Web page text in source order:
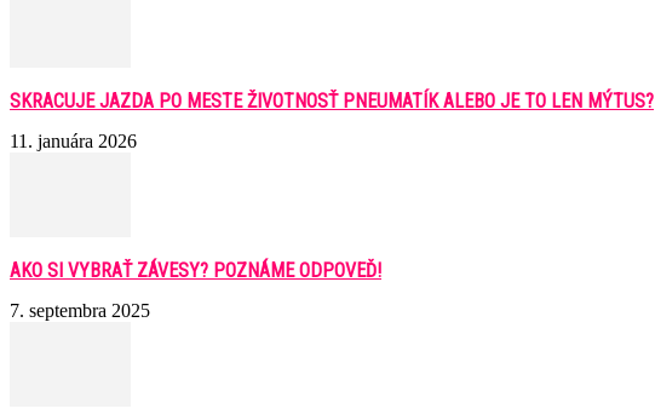
SKRACUJE JAZDA PO MESTE ŽIVOTNOSŤ PNEUMATÍK ALEBO JE TO LEN MÝTUS?
11. januára 2026
AKO SI VYBRAŤ ZÁVESY? POZNÁME ODPOVEĎ!
7. septembra 2025